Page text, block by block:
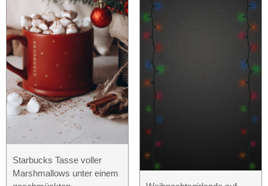
Starbucks Tasse voller
Marshmallows unter einem